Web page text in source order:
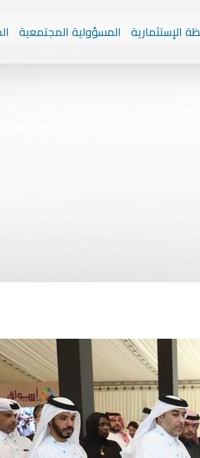
المسؤولية المجتمعية الإستثمارية
يزور جناح شركة حصاد الغذائية في